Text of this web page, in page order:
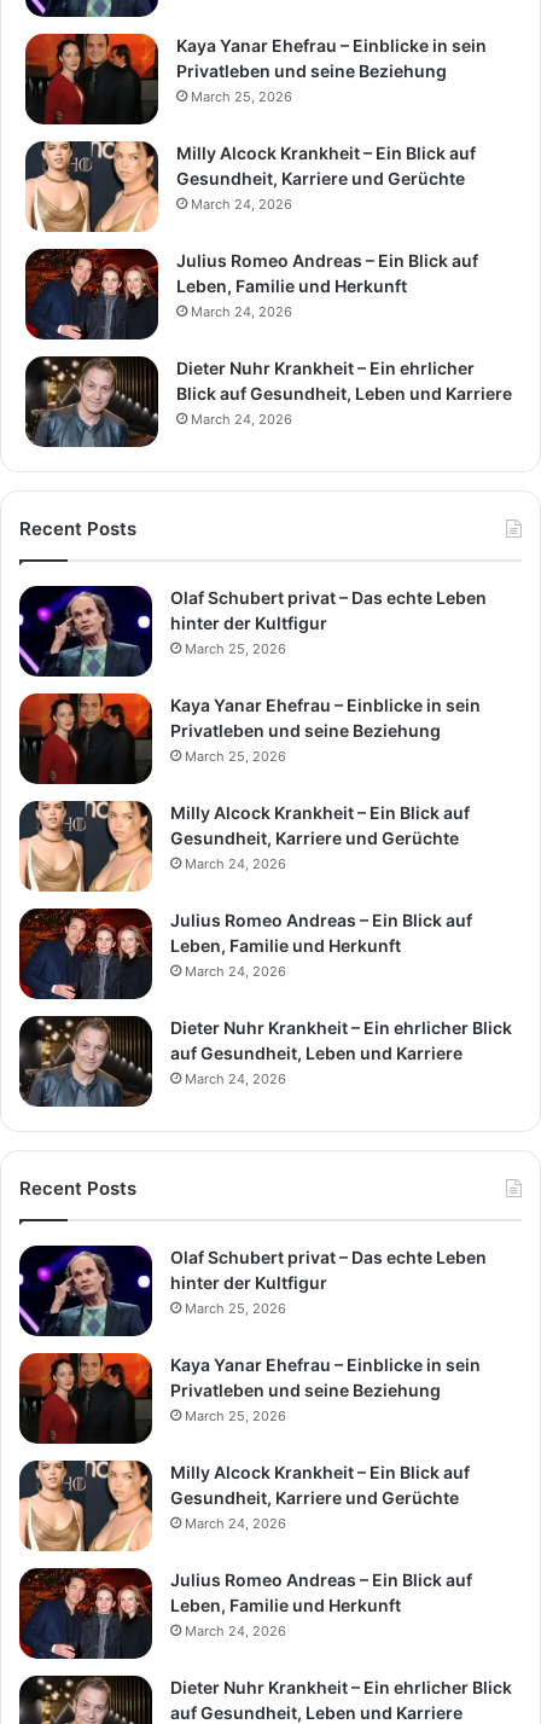
Kaya Yanar Ehefrau – Einblicke in sein
Privatleben und seine Beziehung
March 25, 2026
Milly Alcock Krankheit – Ein Blick auf
Gesundheit, Karriere und Gerüchte
March 24, 2026
Julius Romeo Andreas – Ein Blick auf
Leben, Familie und Herkunft
March 24, 2026
Dieter Nuhr Krankheit – Ein ehrlicher
Blick auf Gesundheit, Leben und Karriere
March 24, 2026
Recent Posts
Olaf Schubert privat – Das echte Leben
hinter der Kultfigur
March 25, 2026
Kaya Yanar Ehefrau – Einblicke in sein
Privatleben und seine Beziehung
March 25, 2026
Milly Alcock Krankheit – Ein Blick auf
Gesundheit, Karriere und Gerüchte
March 24, 2026
Julius Romeo Andreas – Ein Blick auf
Leben, Familie und Herkunft
March 24, 2026
Dieter Nuhr Krankheit – Ein ehrlicher Blick
auf Gesundheit, Leben und Karriere
March 24, 2026
Recent Posts
Olaf Schubert privat – Das echte Leben
hinter der Kultfigur
March 25, 2026
Kaya Yanar Ehefrau – Einblicke in sein
Privatleben und seine Beziehung
March 25, 2026
Milly Alcock Krankheit – Ein Blick auf
Gesundheit, Karriere und Gerüchte
March 24, 2026
Julius Romeo Andreas – Ein Blick auf
Leben, Familie und Herkunft
March 24, 2026
Dieter Nuhr Krankheit – Ein ehrlicher Blick
auf Gesundheit, Leben und Karriere